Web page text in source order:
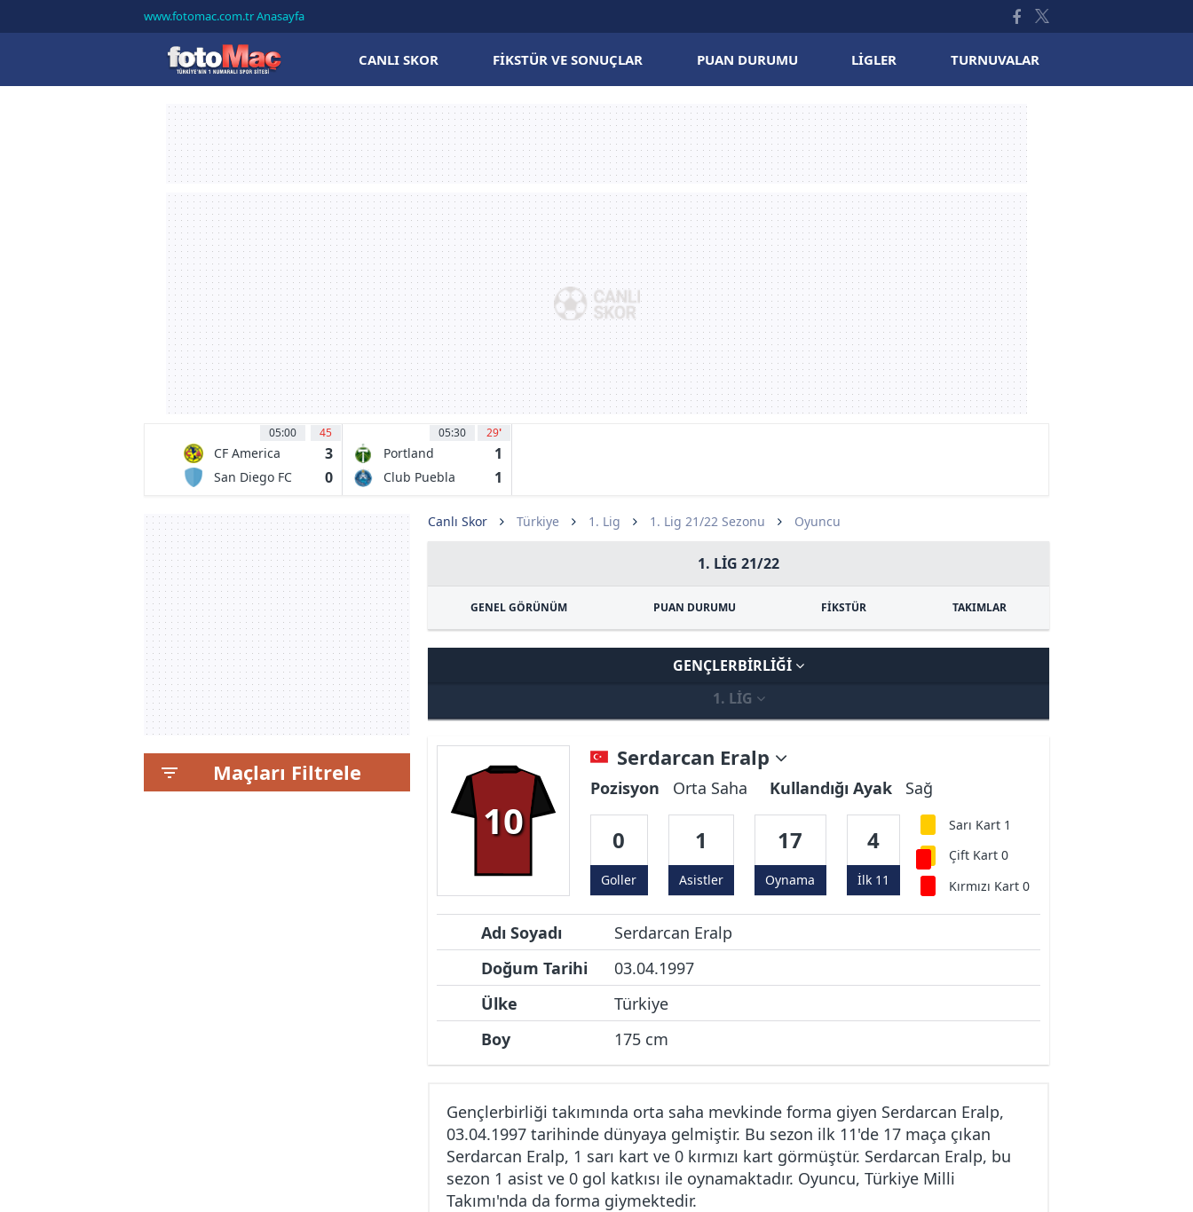
www.fotomac.com.tr Anasayfa
CANLI SKOR FIKSTÜR VE SONUÇLAR PUAN DURUMU LIGLER TURNUVALAR
05:00 45
CF America 3
San Diego FC 0
05:30 29'
Portland
Timbers
1
Club Puebla 1
Maçları Filtrele
Canlı Skor Türkiye 1. Lig 1. Lig 21/22 Sezonu Oyuncu
1. LIG 21/22
GENEL GÖRÜNÜM PUAN DURUMU FİKSTÜR TAKIMLAR
GENÇLERBIRLIĞI
1. LIG
10
Serdarcan Eralp
Pozisyon Orta Saha Kullandığı Ayak Sağ
0
Goller
1
Asistler
17
Oynama
4
İlk 11
Sarı Kart 1
Çift Kart 0
Kırmızı Kart 0
Adı Soyadı
Serdarcan Eralp
Doğum Tarihi
03.04.1997
Ülke
Türkiye
Boy
175 cm
Gençlerbirliği takımında orta saha mevkinde forma giyen Serdarcan Eralp,
03.04.1997 tarihinde dünyaya gelmiştir. Bu sezon ilk 11'de 17 maça çıkan
Serdarcan Eralp, 1 sarı kart ve 0 kırmızı kart görmüştür. Serdarcan Eralp, bu
sezon 1 asist ve 0 gol katkısı ile oynamaktadır. Oyuncu, Türkiye Milli
Takımı'nda da forma giymektedir.